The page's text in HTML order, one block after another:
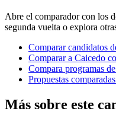
Abre el comparador con los
segunda vuelta o explora
Comparar candidatos
Comparar a Caicedo
Compara programas
Propuestas
Más sobre este